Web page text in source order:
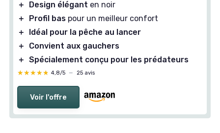
＋ Design élégant en noir
＋
Profil bas pour un meilleur confort
＋
Idéal pour la pêche au lancer
＋
Convient aux gauchers
＋ Spécialement conçu pour les prédateurs
★★★★★
★★★★★ 4,8/5 — 25 avis
Voir l'offre